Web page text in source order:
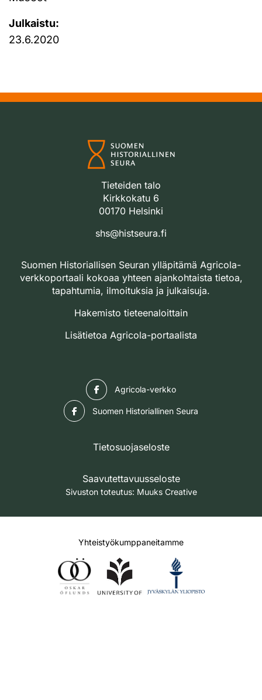
Julkaistu:
23.6.2020
Tieteiden talo
Kirkkokatu 6
00170 Helsinki
shs@histseura.fi
Suomen Historiallisen Seuran ylläpitämä Agricola-
verkkoportaali kokoaa yhteen ajankohtaista tietoa,
tapahtumia, ilmoituksia ja julkaisuja.
Hakemisto tieteenaloittain
Lisätietoa Agricola-portaalista
Agricola-verkko
Suomen Historiallinen Seura
Tietosuojaseloste
Saavutettavuusseloste
Sivuston toteutus: Muuks Creative
Yhteistyökumppaneitamme